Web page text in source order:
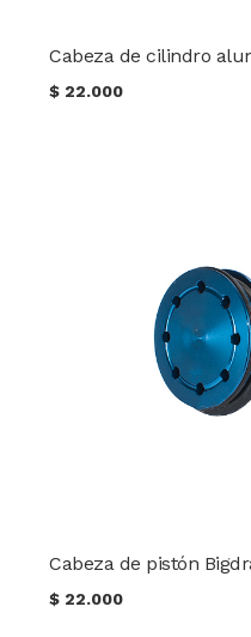
$ 22.000
Cabeza de pistón
$ 22.000